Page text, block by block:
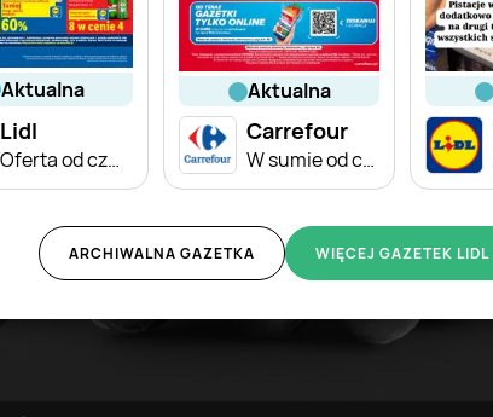
aktualna
Lidl
Oferta od czwartku
aktualna
Carrefour
W sumie od czwartku weekend okazji
WIĘCEJ GAZETEK LIDL
ARCHIWALNA GAZETKA